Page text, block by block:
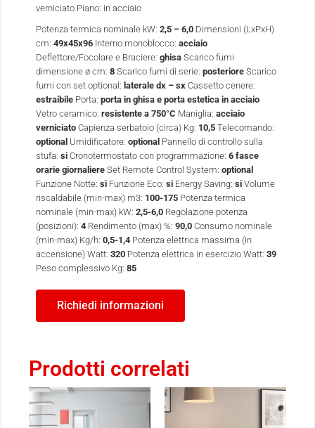
verniciato Piano: in acciaio
Potenza termica nominale kW: 2,5 – 6,0 Dimensioni (LxPxH)
cm: 49x45x96 Interno monoblocco: acciaio
Deflettore/Focolare e Braciere: ghisa Scarico fumi
dimensione ø cm: 8 Scarico fumi di serie: posteriore Scarico
fumi con set optional: laterale dx – sx Cassetto cenere:
estraibile Porta: porta in ghisa e porta estetica in acciaio
Vetro ceramico: resistente a 750°C Maniglia: acciaio
verniciato Capienza serbatoio (circa) Kg: 10,5 Telecomando:
optional Umidificatore: optional Pannello di controllo sulla
stufa: si Cronotermostato con programmazione: 6 fasce
orarie giornaliere Set Remote Control System: optional
Funzione Notte: si Funzione Eco: si Energy Saving: si Volume
riscaldabile (min-max) m3: 100-175 Potenza termica
nominale (min-max) kW: 2,5-6,0 Regolazione potenza
(posizioni): 4 Rendimento (max) %: 90,0 Consumo nominale
(min-max) Kg/h: 0,5-1,4 Potenza elettrica massima (in
accensione) Watt: 320 Potenza elettrica in esercizio Watt: 39
Peso complessivo Kg: 85
Richiedi informazioni
Prodotti correlati